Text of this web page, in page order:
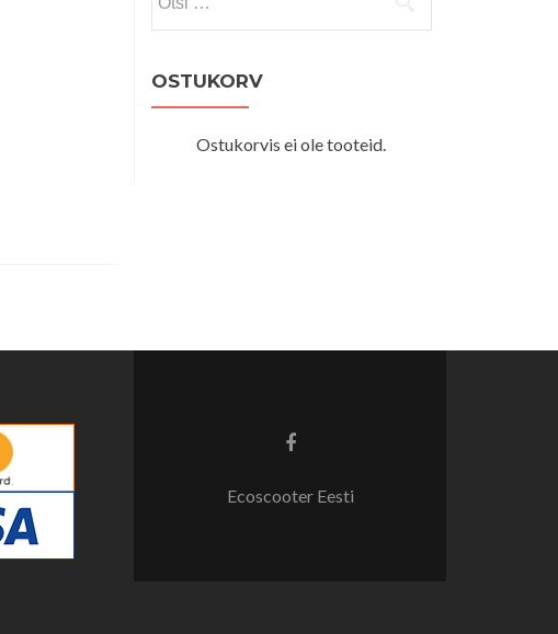
OSTUKORV
Ostukorvis ei ole tooteid.
Facebook
Ecoscooter Eesti